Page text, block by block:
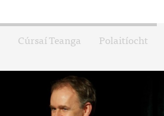
Cúrsaí Teanga Polaitíocht